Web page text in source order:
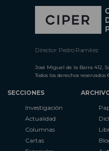
Director: Pedro Ramírez
José Miguel de la Barra 412,
Todos los derechos
SECCIONES
Investigación
Actualidad
Columnas
Cartas